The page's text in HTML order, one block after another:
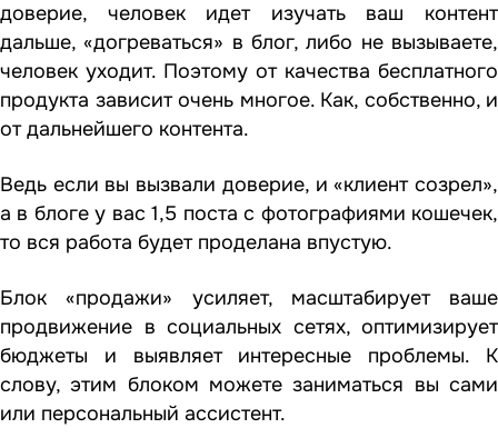
доверие, человек идет изучать ваш контент
дальше, «догреваться» в блог, либо не вызываете,
человек уходит. Поэтому от качества бесплатного
продукта зависит очень многое. Как, собственно, и
от дальнейшего контента.
Ведь если вы вызвали доверие, и «клиент созрел»,
а в блоге у вас 1,5 поста с фотографиями кошечек,
то вся работа будет проделана впустую.
Блок «продажи» усиляет, масштабирует ваше
продвижение в социальных сетях, оптимизирует
бюджеты и выявляет интересные проблемы. К
слову, этим блоком можете заниматься вы сами
или персональный ассистент.